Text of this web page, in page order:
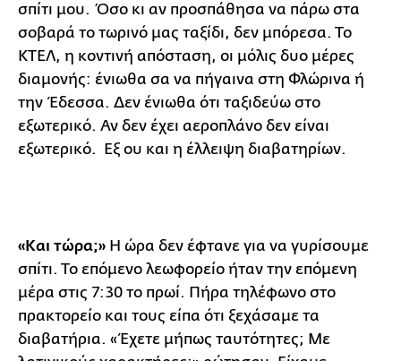
σπίτι μου. Όσο κι αν προσπάθησα να πάρω στα
σοβαρά το τωρινό μας ταξίδι, δεν μπόρεσα. Το
ΚΤΕΛ, η κοντινή απόσταση, οι μόλις δυο μέρες
διαμονής: ένιωθα σα να πήγαινα στη Φλώρινα ή
την Έδεσσα. Δεν ένιωθα ότι ταξιδεύω στο
εξωτερικό. Αν δεν έχει αεροπλάνο δεν είναι
εξωτερικό. Εξ ου και η έλλειψη διαβατηρίων.
«Και τώρα;» Η ώρα δεν έφτανε για να γυρίσουμε
σπίτι. Το επόμενο λεωφορείο ήταν την επόμενη
μέρα στις 7:30 το πρωί. Πήρα τηλέφωνο στο
πρακτορείο και τους είπα ότι ξεχάσαμε τα
διαβατήρια. «Έχετε μήπως ταυτότητες; Με